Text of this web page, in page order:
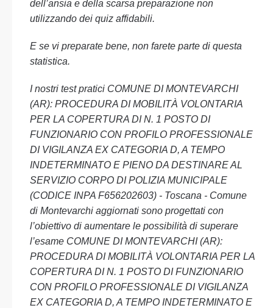
dell’ansia e della scarsa preparazione non
utilizzando dei quiz affidabili.
E se vi preparate bene, non farete parte di questa
statistica.
I nostri test pratici COMUNE DI MONTEVARCHI
(AR): PROCEDURA DI MOBILITÀ VOLONTARIA
PER LA COPERTURA DI N. 1 POSTO DI
FUNZIONARIO CON PROFILO PROFESSIONALE
DI VIGILANZA EX CATEGORIA D, A TEMPO
INDETERMINATO E PIENO DA DESTINARE AL
SERVIZIO CORPO DI POLIZIA MUNICIPALE
(CODICE INPA F656202603) - Toscana - Comune
di Montevarchi aggiornati sono progettati con
l’obiettivo di aumentare le possibilità di superare
l’esame COMUNE DI MONTEVARCHI (AR):
PROCEDURA DI MOBILITÀ VOLONTARIA PER LA
COPERTURA DI N. 1 POSTO DI FUNZIONARIO
CON PROFILO PROFESSIONALE DI VIGILANZA
EX CATEGORIA D, A TEMPO INDETERMINATO E